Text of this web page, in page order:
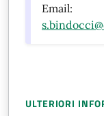
Email:
ULTERIORI